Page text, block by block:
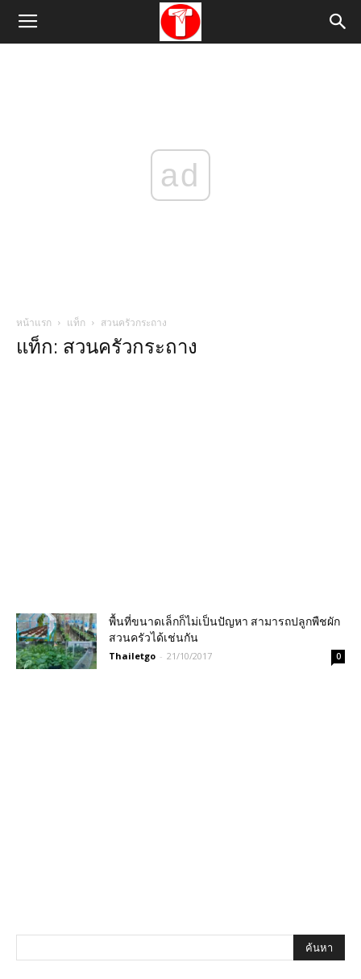
ad
หน้าแรก แท็ก สวนครัวกระถาง
แท็ก: สวนครัวกระถาง
พื้นที่ขนาดเล็กก็ไม่เป็นปัญหา สามารถปลูกพืชผัก
สวนครัวได้เช่นกัน
Thailetgo - 21/10/2017 0